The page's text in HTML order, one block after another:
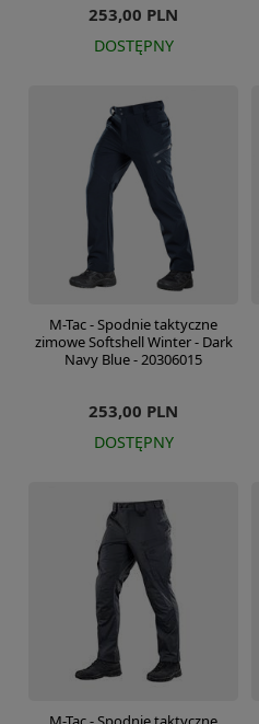
253,00 PLN
DOSTĘPNY
M-Tac - Spodnie taktyczne
zimowe Softshell Winter - Dark
Navy Blue - 20306015
253,00 PLN
DOSTĘPNY